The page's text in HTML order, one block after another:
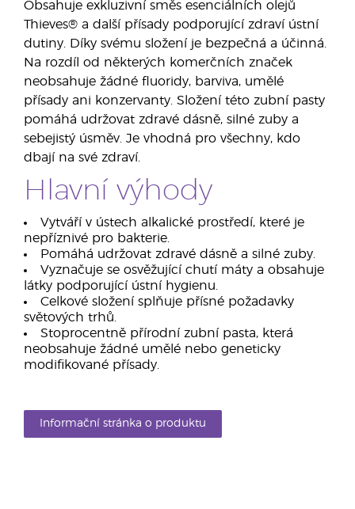
Obsahuje exkluzivní směs esenciálních olejů
Thieves® a další přísady podporující zdraví ústní
dutiny. Díky svému složení je bezpečná a účinná.
Na rozdíl od některých komerčních značek
neobsahuje žádné fluoridy, barviva, umělé
přísady ani konzervanty. Složení této zubní pasty
pomáhá udržovat zdravé dásně, silné zuby a
sebejistý úsměv. Je vhodná pro všechny, kdo
dbají na své zdraví.
Hlavní výhody
Vytváří v ústech alkalické prostředí, které je
nepříznivé pro bakterie.
Pomáhá udržovat zdravé dásně a silné zuby.
Vyznačuje se osvěžující chutí máty a obsahuje
látky podporující ústní hygienu.
Celkové složení splňuje přísné požadavky
světových trhů.
Stoprocentně přírodní zubní pasta, která
neobsahuje žádné umělé nebo geneticky
modifikované přísady.
Informační stránka o produktu